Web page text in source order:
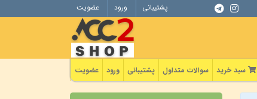
پشتیبانی ورود عضویت
سبد خرید سوالات متداول پشتیبانی ورود عضویت